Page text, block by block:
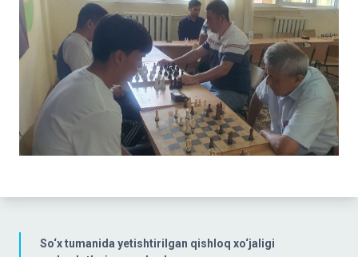
So‘x tumanida yetishtirilgan qishloq xo‘jaligi